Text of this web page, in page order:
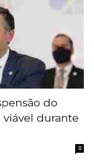
do
durante
0